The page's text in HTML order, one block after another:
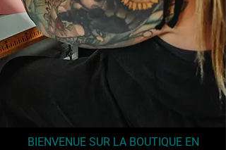
BIENVENUE SUR LA BOUTIQUE EN